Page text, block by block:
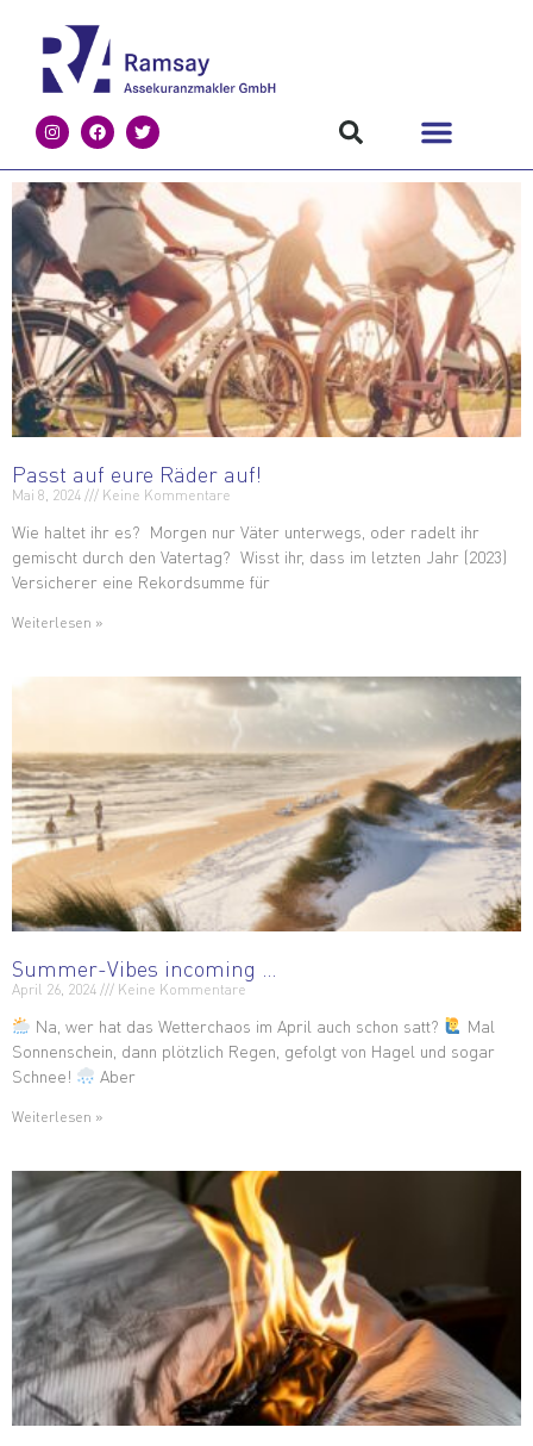
Passt auf eure Räder auf!
Mai 8, 2024 Keine Kommentare
Wie haltet ihr es? Morgen nur Väter unterwegs, oder radelt ihr
gemischt durch den Vatertag? Wisst ihr, dass im letzten Jahr (2023)
Versicherer eine Rekordsumme für
Weiterlesen »
Summer-Vibes incoming …
April 26, 2024 Keine Kommentare
Na, wer hat das Wetterchaos im April auch schon satt?
Mal
Sonnenschein, dann plötzlich Regen, gefolgt von Hagel und sogar
Schnee!
Aber
Weiterlesen »